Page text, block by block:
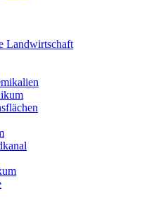
Landwirtschaft